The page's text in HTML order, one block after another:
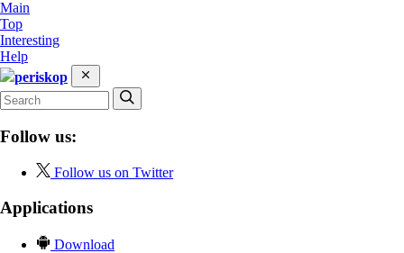
Main
Top
Interesting
Help
periskop
Follow us:
Follow us on Twitter
Applications
Download